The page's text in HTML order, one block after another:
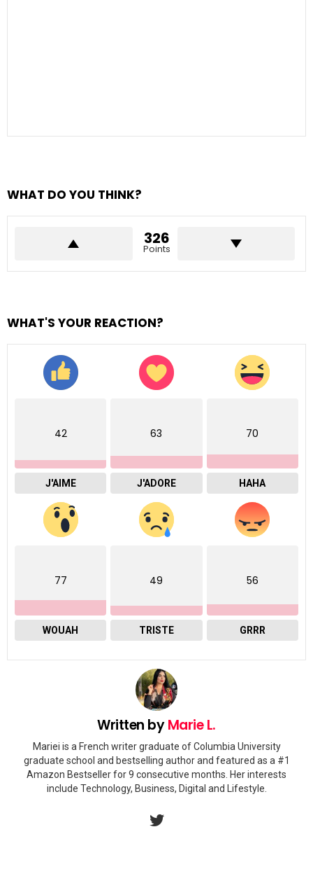
WHAT DO YOU THINK?
326
Points
WHAT'S YOUR REACTION?
42
J'AIME
63
J'ADORE
70
HAHA
77
WOUAH
49
TRISTE
56
GRRR
Written byMarie L.
Mariei is a French writer graduate of Columbia University
graduate school and bestselling author and featured as a #1
Amazon Bestseller for 9 consecutive months. Her interests
include Technology, Business, Digital and Lifestyle.